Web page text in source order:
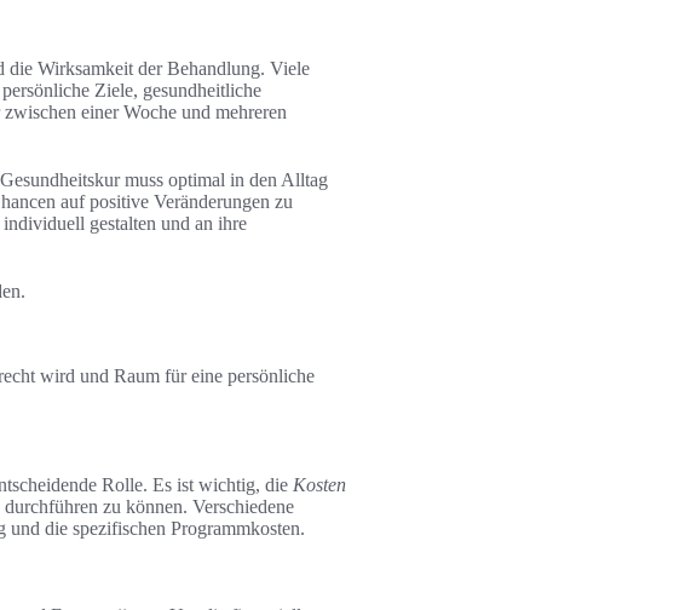
Wirksamkeit der Behandlung. Viele
Ziele, gesundheitliche
einer Woche und mehreren
muss optimal in den Alltag
auf positive Veränderungen zu
gestalten und an ihre
wird und Raum für eine persönliche
Rolle. Es ist wichtig, die Kosten
durchführen zu können. Verschiedene
die spezifischen Programmkosten.